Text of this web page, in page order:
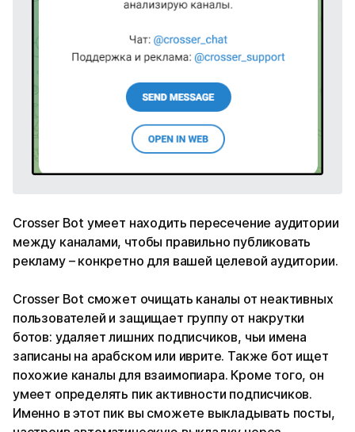
Crosser Bot умеет находить пересечение аудитории
между каналами, чтобы правильно публиковать
рекламу – конкретно для вашей целевой аудитории.
Crosser Bot сможет очищать каналы от неактивных
пользователей и защищает группу от накрутки
ботов: удаляет лишних подписчиков, чьи имена
записаны на арабском или иврите. Также бот ищет
похожие каналы для взаимопиара. Кроме того, он
умеет определять пик активности подписчиков.
Именно в этот пик вы сможете выкладывать посты,